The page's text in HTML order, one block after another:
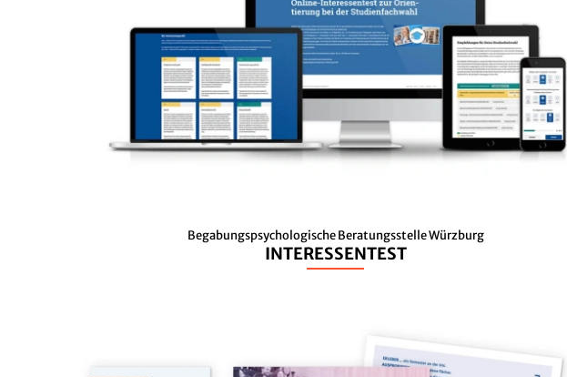
Begabungspsychologische Beratungsstelle Würzburg
INTERESSENTEST